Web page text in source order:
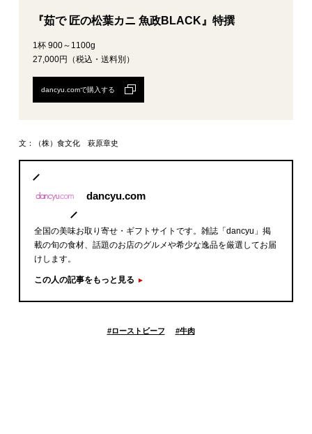
『茹で 匠の松葉カニ 魚政BLACK』特撰
1杯 900～1100g
27,000円（税込・送料別）
dancyu.comで購入する
文： （株）食文化 萩原章史
dancyu.com
全国の美味お取り寄せ・ギフトサイトです。雑誌「dancyu」掲
載の旬の食材、話題のお店のグルメや希少な逸品を厳選してお届
けします。
この人の記事をもっと見る
#ローストビーフ #牛肉